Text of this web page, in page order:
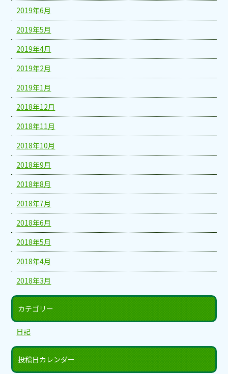
2019年6月
2019年5月
2019年4月
2019年2月
2019年1月
2018年12月
2018年11月
2018年10月
2018年9月
2018年8月
2018年7月
2018年6月
2018年5月
2018年4月
2018年3月
カテゴリー
日記
投稿日カレンダー